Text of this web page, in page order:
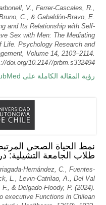
V., Ferrer-Cascales, R.,
C., & Gabaldón-Bravo, E.
and Its Relationship with Self-
Sex with Men: The Mediating
Life. Psychology Research and
Volume 14, 2103–2114.
doi.org/10.2147/prbm.s332494
رؤية المقالة الكاملة على PubMed
نمط الحياة الصحي
طلاب الجامعة التشيلية:
Hernández, C., Fuentes-
L., Levin-Catrilao, A., Del Val
& Delgado-Floody, P. (2024).
executive Functions in Chilean